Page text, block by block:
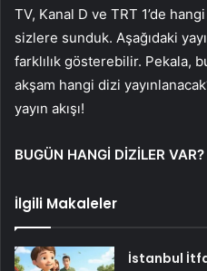
TV, Kanal D ve TRT 1’de
sizlere sunduk. Aşağıdaki
farklılık gösterebilir. Pekala,
akşam hangi dizi
yayın akışı!
BUGÜN HANGİ DİZİLER VAR?
İlgili Makaleler
İstanbul